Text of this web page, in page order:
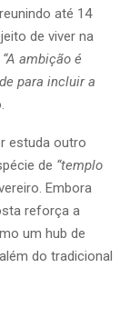
até 14
de viver na
“A ambição é
para incluir a
estuda outro
de “templo
Embora
reforça a
um hub de
do tradicional